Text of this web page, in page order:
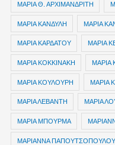
ΜΑΡΙΑ Θ. ΑΡΧΙΜΑΝΔΡΙΤΗ
ΜΑΡΙΑ ΚΑΝΔΥΛΗ ΜΑΡΙΑ
ΜΑΡΙΑ ΚΑΡΔΑΤΟΥ ΜΑΡΙΑ
ΜΑΡΙΑ ΚΟΚΚΙΝΑΚΗ ΜΑΡΙΑ
ΜΑΡΙΑ ΚΟΥΛΟΥΡΗ ΜΑΡΙΑ
ΜΑΡΙΑ ΛΕΒΑΝΤΗ ΜΑΡΙΑ
ΜΑΡΙΑ ΜΠΟΥΡΜΑ
ΜΑΡΙΑΝΝΑ ΠΑΠΟΥΤΣΟΠΟΥΛΟΥ